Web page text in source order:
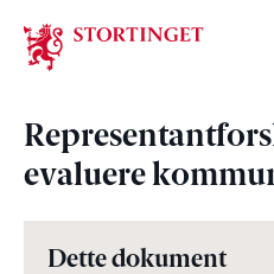
Stortinget.no
evaluere
Dette dokument